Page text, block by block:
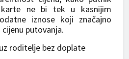
karte ne bi tek u kasnijim
iznose koji značajno
putovanja.
roditelje bez doplate